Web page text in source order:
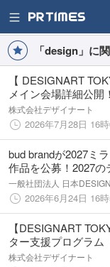
「design」に
【 DESIGNART
メイン会場詳細公
「KK線」に展示空間
株式会社デザイナート
2026年7月28日 16
bud brandが2027ミ
作品を公募！2027の
一般社団法人 日本
2026年6月24日 16
【DESIGNART
ター支援プログラム
能あふれる5組のク
株式会社デザイナート